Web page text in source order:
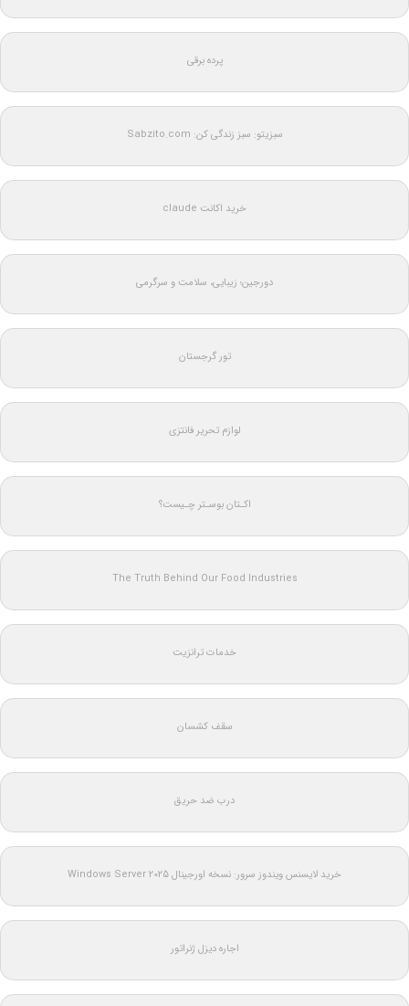
پرده برقی
سبزیتو: سبز زندگی کن: Sabzito.com
خرید اکانت claude
دورجین؛ زیبایی، سلامت و سرگرمی
تور گرجستان
لوازم تحریر فانتزی
اکـتان بوسـتر چـیست؟
The Truth Behind Our Food Industries
خدمات ترانزیت
سقف کشسان
درب ضد حریق
خرید لایسنس ویندوز سرور: نسخه اورجینال Windows Server 2025
اجاره دیزل ژنراتور